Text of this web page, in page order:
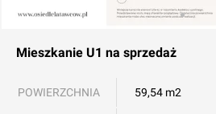
Mieszkanie U1 na sprzedaż
POWIERZCHNIA 59,54 m2